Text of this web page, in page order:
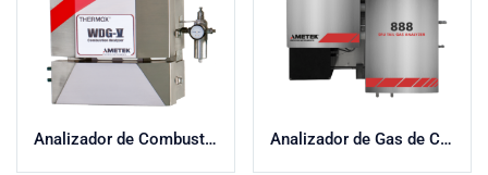
Analizador de Combustión WDG-V Analizador de Gas de Cola de Recuperación de Azufre 888 / 888L